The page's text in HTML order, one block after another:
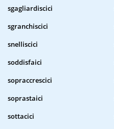
sgagliardiscici
sgranchiscici
snelliscici
soddisfaici
sopraccrescici
soprastaici
sottacici